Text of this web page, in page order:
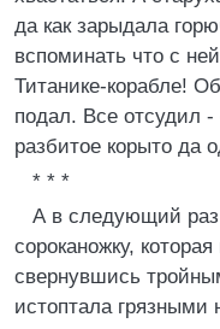
да как зарыдала
вспоминать что с
Титанике-корабле!
подал. Все отсудил -
разбитое корыто да
* * *
А в следующий раз
сороканожку,
свернувшись
истоптала грязными